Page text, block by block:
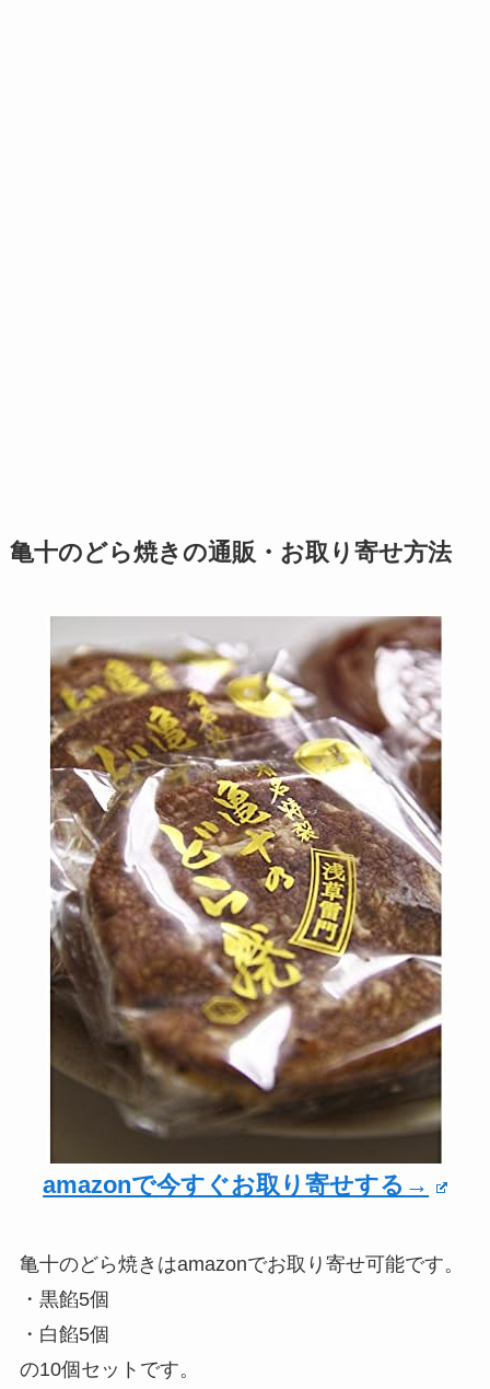
亀十のどら焼きの通販・お取り寄せ方法
amazonで今すぐお取り寄せする→
亀十のどら焼きはamazonでお取り寄せ可能です。
・黒餡5個
・白餡5個
の10個セットです。